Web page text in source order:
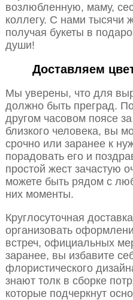
возлюбленную, маму,
коллегу. С нами тысячи
получая букеты в
души!
Доставляем
Мы уверены, что для
должно быть преград.
другом часовом поясе
близкого человека, вы
срочно или заранее к
порадовать его и
простой жест зачастую
можете быть рядом с
них моменты.
Круглосуточная
организовать
встреч, официальных
заранее, вы избавите
флористического
знают толк в сборке
которые подчеркнут